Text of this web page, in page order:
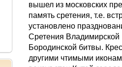
вышел из московских
память сретения, т.е.
установлено
Сретения Владимирской
Бородинской битвы.
другими чтимыми